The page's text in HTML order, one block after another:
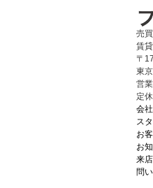
売買
賃貸
〒
東
営
定
会
ス
お
お
来
問